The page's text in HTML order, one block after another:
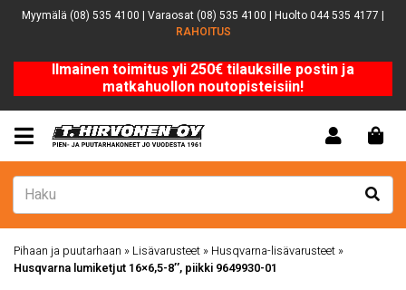
Myymälä (08) 535 4100 | Varaosat (08) 535 4100 | Huolto 044 535 4177 |
RAHOITUS
Ilmainen toimitus yli 250€ tilauksille postin ja
matkahuollon noutopisteisiin!
Pihaan ja puutarhaan » Lisävarusteet » Husqvarna-lisävarusteet »
Husqvarna lumiketjut 16×6,5-8″, piikki 9649930-01